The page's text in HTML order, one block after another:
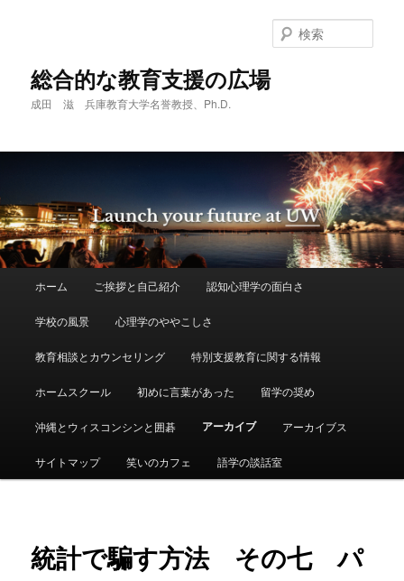
動
総合的な教育支援の広場
成田 滋 兵庫教育大学名誉教授、Ph.D.
索
ホーム ご挨拶と自己紹介 認知心理学の面白さ
学校の風景 心理学のややこしさ
教育相談とカウンセリング 特別支援教育に関する情報
ホームスクール 初めに言葉があった 留学の奨め
沖縄とウィスコンシンと囲碁 アーカイブ アーカイブス
サイトマップ 笑いのカフェ 語学の談話室
統計で騙す方法 その七 パ